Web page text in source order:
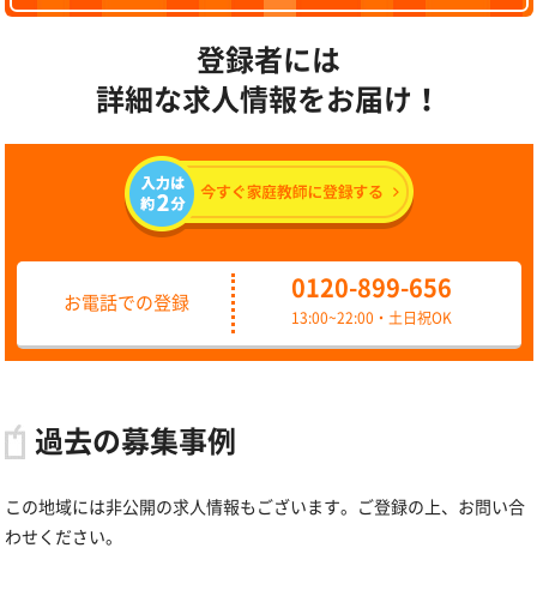
登録者には
詳細な求人情報をお届け！
お電話での登録
0120-899-656
13:00~22:00・土日祝OK
過去の募集事例
この地域には非公開の求人情報もございます。ご登録の上、お問い合
わせください。